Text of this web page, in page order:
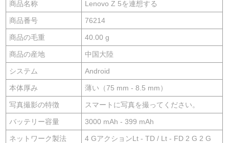
商品名称 Lenovo Z 5を連想する
商品番号 76214
商品の毛重 40.00 g
商品の産地 中国大陸
システム Android
本体厚み 薄い（75 mm - 8.5 mm）
写真撮影の特徴 スマートに写真を撮ってください。
バッテリー容量 3000 mAh - 399 mAh
ネットワーク製法 4 GアクションLt - TD / Lt - FD 2 G 2 G